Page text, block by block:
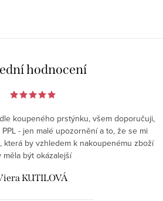
hodnocení
koupeného prstýnku, všem doporučuji,
- jen malé upozornění a to, že se mi
která by vzhledem k nakoupenému zboží
měla být okázalejší
KUTILOVÁ